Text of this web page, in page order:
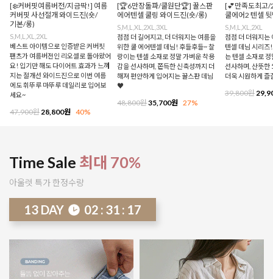
[❄️커버핏여름버전/지금딱!] 여름
커버핏 사선절개 와이드진(숏/
기본/롱)
S,M,L,XL,2XL
베스트 아이템으로 인증받은 커버핏
팬츠가 여름버전인 리오셀로 돌아왔어
요! 입기만 해도 다이어트 효과가 느껴
지는 절개선 와이드진으로 이번 여름
에도 휘뚜루 마뚜루 데일리로 입어보
세요~
47,900원 28,800원 40%
[🏆6만장돌파/쿨원단🏆] 꿀스판
에어텐셀 쿨링 와이드진(숏/롱)
S,M,L,XL,2XL,3XL
점점 더 길어지고, 더 더워지는 여름을
위한 쿨 에어텐셀 데님! 후들후들~ 찰
랑이는 텐셀 소재로 정말 가벼운 착용
감을 선사하며, 쫀득한 신축성까지 더
해져 편안하게 입어지는 꿀스판 데님
♥
48,800원35,700원 27%
[💕만족도최고/
쿨에어2 텐셀
S,M,L,XL,2XL
점점 더 더워지는
텐셀 데님 시리즈
는 텐셀 소재로
선사하며, 산뜻한
더욱 시원하게
39,800원
Time Sale 최대 70%
아울렛 특가 한정수량
13 DAY 02 : 31 : 12